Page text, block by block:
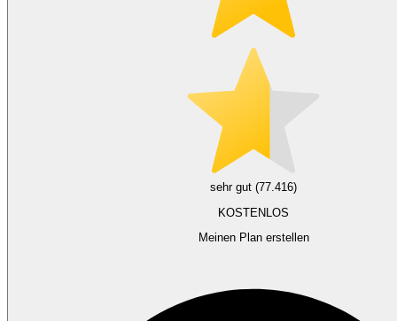
sehr gut (77.416)
KOSTENLOS
Meinen Plan erstellen